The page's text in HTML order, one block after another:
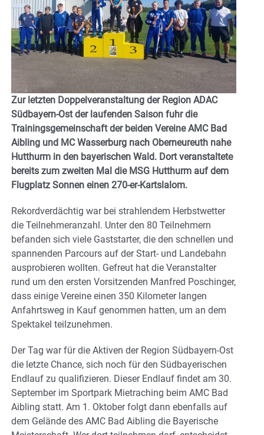
Zur letzten Doppelveranstaltung der Region ADAC
Südbayern-Ost der laufenden Saison fuhr die
Trainingsgemeinschaft der beiden Vereine AMC Bad
Aibling und MC Wasserburg nach Oberneureuth nahe
Hutthurm in den bayerischen Wald. Dort veranstaltete
bereits zum zweiten Mal die MSG Hutthurm auf dem
Flugplatz Sonnen einen 270-er-Kartslalom.
Rekordverdächtig war bei strahlendem Herbstwetter
die Teilnehmeranzahl. Unter den 80 Teilnehmern
befanden sich viele Gaststarter, die den schnellen und
spannenden Parcours auf der Start- und Landebahn
ausprobieren wollten. Gefreut hat die Veranstalter
rund um den ersten Vorsitzenden Manfred Poschinger,
dass einige Vereine einen 350 Kilometer langen
Anfahrtsweg in Kauf genommen hatten, um an dem
Spektakel teilzunehmen.
Der Tag war für die Aktiven der Region Südbayern-Ost
die letzte Chance, sich noch für den Südbayerischen
Endlauf zu qualifizieren. Dieser Endlauf findet am 30.
September im Sportpark Mietraching beim AMC Bad
Aibling statt. Am 1. Oktober folgt dann ebenfalls auf
dem Gelände des AMC Bad Aibling die Bayerische